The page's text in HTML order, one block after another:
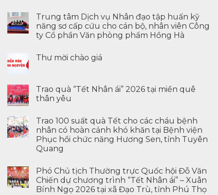
Trung tâm Dịch vụ Nhân đạo tập huấn kỹ
năng sơ cấp cứu cho cán bộ, nhân viên Công
ty Cổ phần Văn phòng phẩm Hồng Hà
Thư mời chào giá
Trao quà “Tết Nhân ái” 2026 tại miền quê
thân yêu
Trao 100 suất quà Tết cho các cháu bệnh
nhân có hoàn cảnh khó khăn tại Bệnh viện
Phục hồi chức năng Hương Sen, tỉnh Tuyên
Quang
Phó Chủ tịch Thường trực Quốc hội Đỗ Văn
Chiến dự chương trình “Tết Nhân ái” – Xuân
Bính Ngọ 2026 tại xã Đạo Trù, tỉnh Phú Thọ